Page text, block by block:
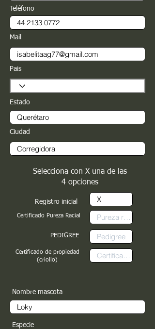
Teléfono
Mail
Pais
Estado
Ciudad
Registro inicial
Certificado Pureza Racial
PEDIGREE
Selecciona con X una de las
4 opciones
Certificado de propiedad
(criollo)
Nombre mascota
Especie